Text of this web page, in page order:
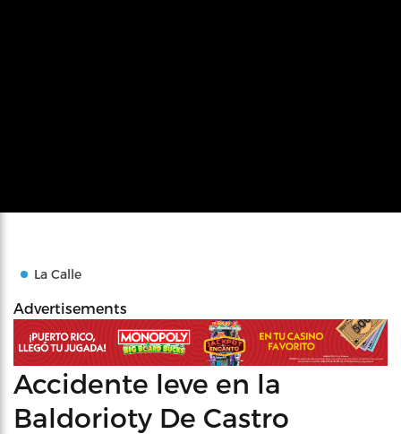
La Calle
Advertisements
Accidente leve en la
Baldorioty De Castro